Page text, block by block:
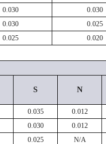
0.030
0.030
0.030
0.025
0.025 0.020
S N
0.035 0.012
0.030 0.012
0.025 N/A